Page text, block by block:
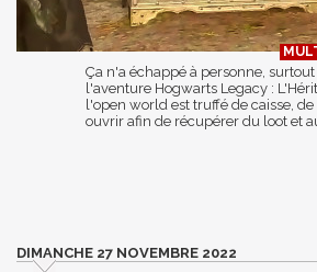
Ça n'a échappé à personne,
l'aventure Hogwarts Legacy :
l'open world est truffé de caisse, de
ouvrir afin de récupérer du loot et
DIMANCHE 27 NOVEMBRE 2022